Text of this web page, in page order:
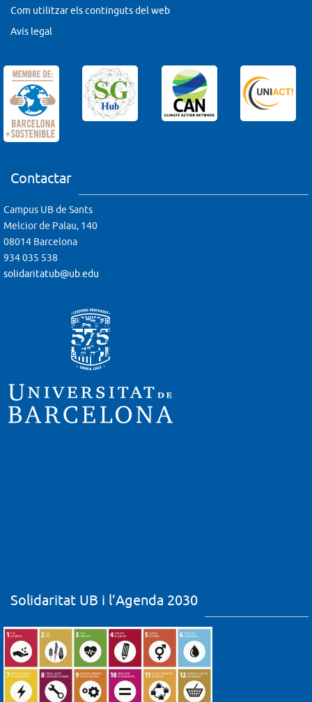
Com utilitzar els continguts del web
Avís legal
Contactar
Campus UB de Sants
Melcior de Palau, 140
08014 Barcelona
934 035 538
solidaritatub@ub.edu
Solidaritat UB i l’Agenda 2030